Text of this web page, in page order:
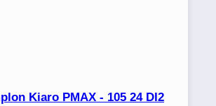
Kiaro PMAX - 105 24 DI2